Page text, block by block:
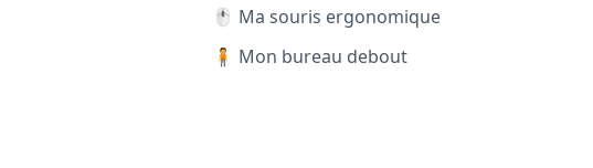
🖱️ Ma souris ergonomique
🧍 Mon bureau debout